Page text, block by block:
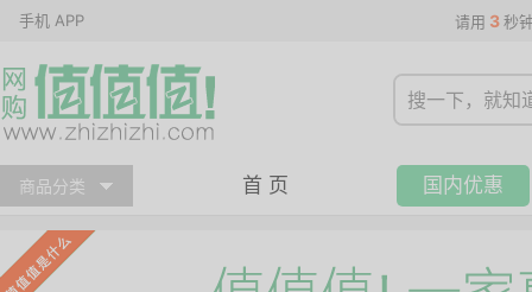
手机 APP 请用 3 秒
商品分类 首 页 国内优惠